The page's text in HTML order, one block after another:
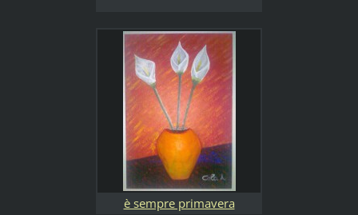
è sempre primavera